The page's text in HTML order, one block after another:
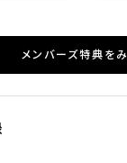
メンバーズ特典を